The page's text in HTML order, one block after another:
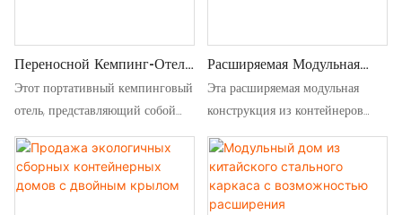
Переносной Кемпинг-Отель,
Расширяемый
Контейнерный Дом
Этот портативный кемпинговый
отель, представляющий собой
сборный дом из контейнеров с
тремя спальнями, обеспечивает
максимальный комфорт для
Расширяемая Модульная
Контейнерная Конструкция,
Прочный Дом
Эта расширяемая модульная
конструкция из контейнеров
позволяет создать очень
прочный дом из контейнеров с
высококачественным стальным
каркасом, изготовленным на